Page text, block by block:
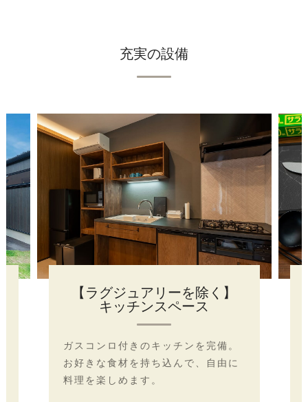
充実の設備
調理器具
ど、基本的な調理器具を完備してお
ります。